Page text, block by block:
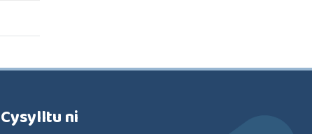
Cysylltu ni